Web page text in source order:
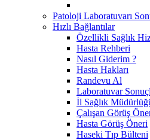
Patoloji Laboratuvarı
Hızlı Bağlantılar
Özellikli Sağlık
Hasta Rehberi
Nasıl Giderim ?
Hasta Hakları
Randevu Al
Laboratuvar
İl Sağlık
Çalışan Görüş
Hasta Görüş Öneri
Haseki Tıp Bülteni